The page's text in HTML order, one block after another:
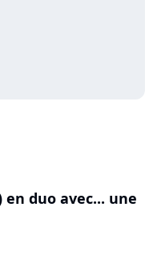
en duo avec... une